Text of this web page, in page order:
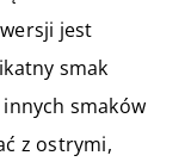
jest
smak
smaków
z ostrymi,